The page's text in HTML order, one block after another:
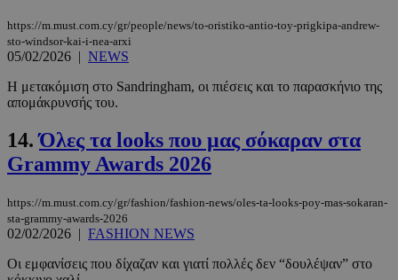
https://m.must.com.cy/gr/people/news/to-oristiko-antio-toy-prigkipa-andrew-
sto-windsor-kai-i-nea-arxi
05/02/2026 | NEWS
Η μετακόμιση στο Sandringham, οι πιέσεις και το παρασκήνιο της
απομάκρυνσής του.
14.Όλες τα looks που μας σόκαραν στα
Grammy Awards 2026
https://m.must.com.cy/gr/fashion/fashion-news/oles-ta-looks-poy-mas-sokaran-
sta-grammy-awards-2026
02/02/2026 | FASHION NEWS
Οι εμφανίσεις που δίχαζαν και γιατί πολλές δεν “δουλέψαν” στο